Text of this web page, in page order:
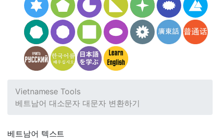
Vietnamese Tools
베트남어 대소문자 대문자 변환하기
베트남어 텍스트